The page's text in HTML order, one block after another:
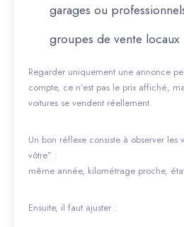
garages ou
groupes de vente locaux
Regarder uniquement une annonce
compte, ce n’est pas le prix affiché,
voitures se vendent réellement.
Un bon réflexe consiste à observer les
vôtre” :
même année, kilométrage proche,
Ensuite, il faut ajuster :